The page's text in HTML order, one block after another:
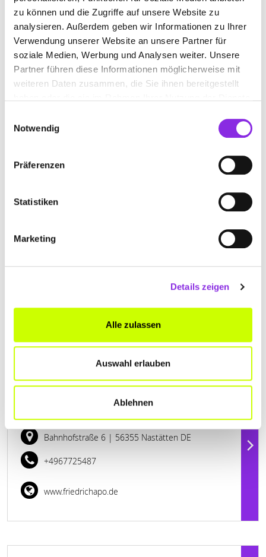
zu können und die Zugriffe auf unsere Website zu
analysieren. Außerdem geben wir Informationen zu Ihrer
Verwendung unserer Website an unsere Partner für
soziale Medien, Werbung und Analysen weiter. Unsere
Partner führen diese Informationen möglicherweise mit
weiteren Daten zusammen, die Sie ihnen bereitgestellt
Notwendig
Präferenzen
Statistiken
Marketing
Details zeigen
Alle zulassen
Auswahl erlauben
Ablehnen
Biergasse 1
Geschlossen - öffnet morgen um 08:00 Uhr
Bahnhofstraße 6 | 56355 Nastätten DE
+4967725487
www.friedrichapo.de